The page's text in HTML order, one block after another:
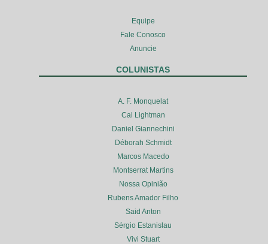
Equipe
Fale Conosco
Anuncie
COLUNISTAS
A. F. Monquelat
Cal Lightman
Daniel Giannechini
Déborah Schmidt
Marcos Macedo
Montserrat Martins
Nossa Opinião
Rubens Amador Filho
Said Anton
Sérgio Estanislau
Vivi Stuart